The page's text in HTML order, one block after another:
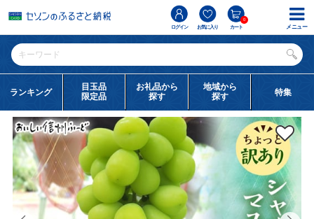
ログイン お気に入り カート
0
ランキング
目玉品
限定品
お礼品から
探す
地域から
探す
特集
メニュー